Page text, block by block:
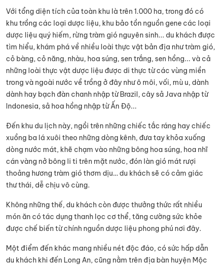
Với tổng diện tích của toàn khu là trên 1.000 ha, trong đó có
khu trồng các loại dược liệu, khu bảo tồn nguồn gene các loại
dược liệu quý hiếm, rừng tràm gió nguyên sinh... du khách được
tìm hiểu, khám phá về nhiều loài thực vật bản địa như tràm gió,
cỏ bàng, cỏ năng, nhàu, hoa súng, sen trắng, sen hồng... và cả
những loài thực vật dược liệu được di thực từ các vùng miền
trong và ngoài nước về trồng ở đây như ô môi, vối, mù u, dành
dành hay bạch đàn chanh nhập từ Brazil, cây sả Java nhập từ
Indonesia, sả hoa hồng nhập từ Ấn Độ...
Đến khu du lịch này, ngồi trên những chiếc tắc ráng hay chiếc
xuồng ba lá xuôi theo những dòng kênh, đưa tay khỏa xuống
dòng nước mát, khẽ chạm vào những bông hoa súng, hoa nhĩ
cán vàng nở bông li ti trên mặt nước, đón làn gió mát rượi
thoảng hương tràm gió thơm dịu… du khách sẽ có cảm giác
thư thái, dễ chịu vô cùng.
Không những thế, du khách còn được thưởng thức rất nhiều
món ăn có tác dụng thanh lọc cơ thể, tăng cường sức khỏe
được chế biến từ chính nguồn dược liệu phong phú nơi đây.
Một điểm đến khác mang nhiều nét độc đáo, có sức hấp dẫn
du khách khi đến Long An, cũng nằm trên địa bàn huyện Mộc